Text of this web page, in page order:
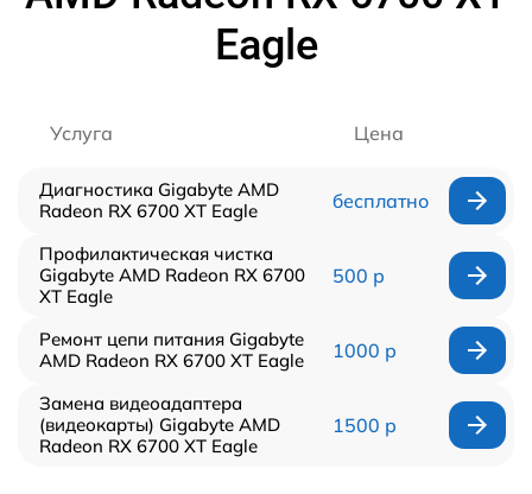
Eagle
Услуга Цена
Диагностика Gigabyte AMD
Radeon RX 6700 XT Eagle
бесплатно
Профилактическая чистка
Gigabyte AMD Radeon RX 6700
XT Eagle
500 р
Ремонт цепи питания Gigabyte
AMD Radeon RX 6700 XT Eagle
1000 р
Замена видеоадаптера
(видеокарты) Gigabyte AMD
Radeon RX 6700 XT Eagle
1500 р